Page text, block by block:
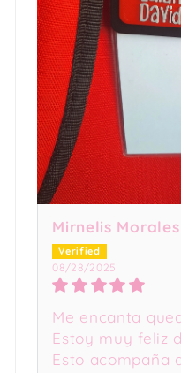
Mirnelis Morales
08/28/2025
Me encanta
Estoy muy feliz
Esto acompaña